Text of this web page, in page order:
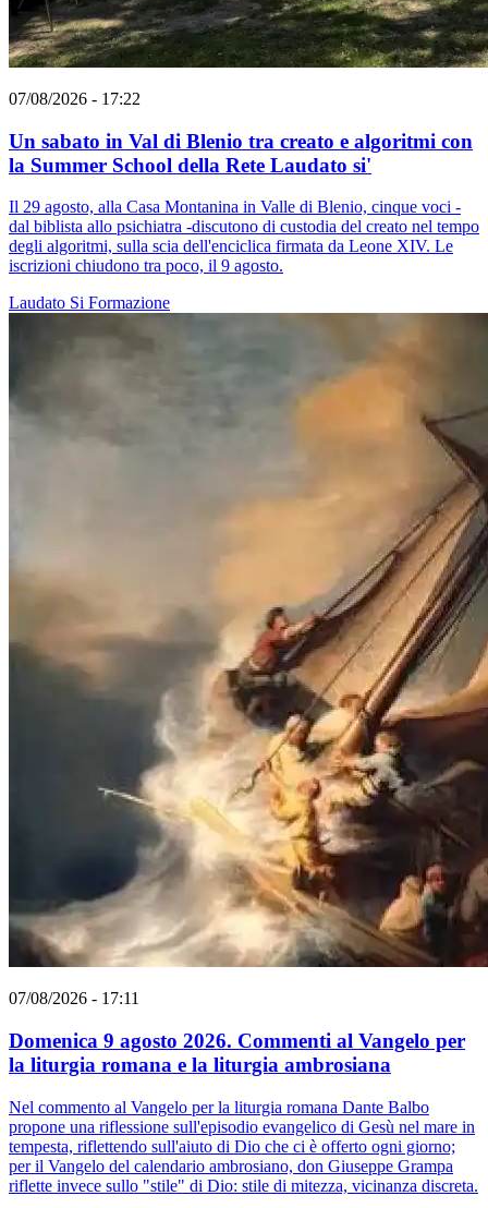
07/08/2026 - 17:22
Un sabato in Val di Blenio tra creato e algoritmi con
la Summer School della Rete Laudato si'
Il 29 agosto, alla Casa Montanina in Valle di Blenio, cinque voci -
dal biblista allo psichiatra -discutono di custodia del creato nel tempo
degli algoritmi, sulla scia dell'enciclica firmata da Leone XIV. Le
iscrizioni chiudono tra poco, il 9 agosto.
Laudato Si Formazione
07/08/2026 - 17:11
Domenica 9 agosto 2026. Commenti al Vangelo per
la liturgia romana e la liturgia ambrosiana
Nel commento al Vangelo per la liturgia romana Dante Balbo
propone una riflessione sull'episodio evangelico di Gesù nel mare in
tempesta, riflettendo sull'aiuto di Dio che ci è offerto ogni giorno;
per il Vangelo del calendario ambrosiano, don Giuseppe Grampa
riflette invece sullo "stile" di Dio: stile di mitezza, vicinanza discreta.